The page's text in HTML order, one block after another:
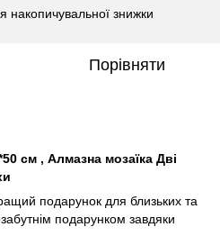
накопичувальної знижки
Порівняти
см , Алмазна мозаїка Дві
подарунок для близьких та
подарунком завдяки